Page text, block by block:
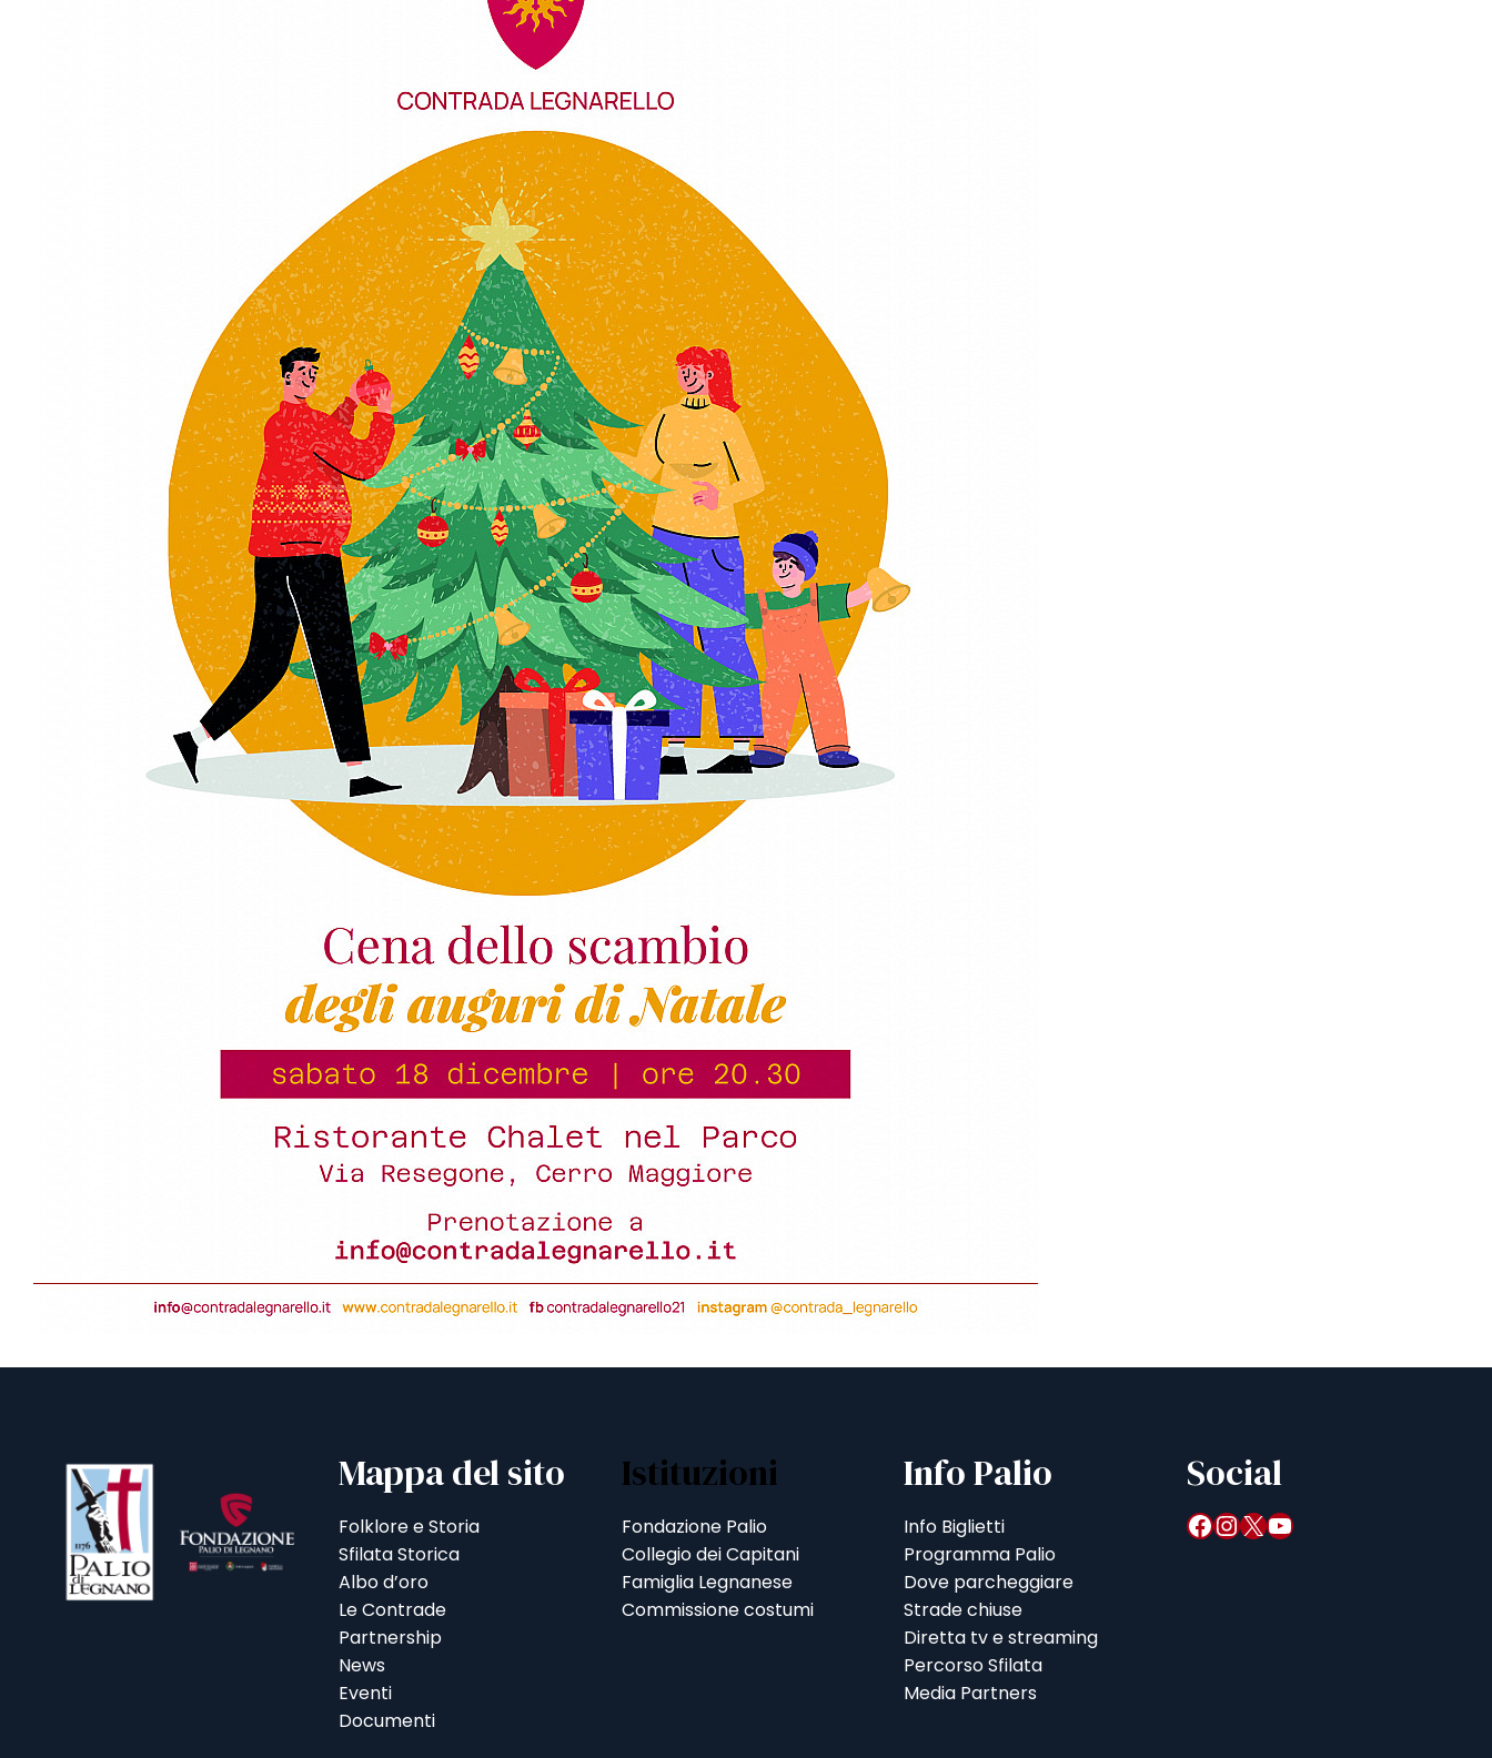
Mappa del sito
Folklore e Storia
Sfilata Storica
Albo d’oro
Le Contrade
Partnership
News
Eventi
Documenti
Istituzioni
Fondazione Palio
Collegio dei Capitani
Famiglia Legnanese
Commissione costumi
Info Palio
Info Biglietti
Programma Palio
Dove parcheggiare
Strade chiuse
Diretta tv e streaming
Percorso Sfilata
Media Partners
Social
Facebook InstagramX YouTube